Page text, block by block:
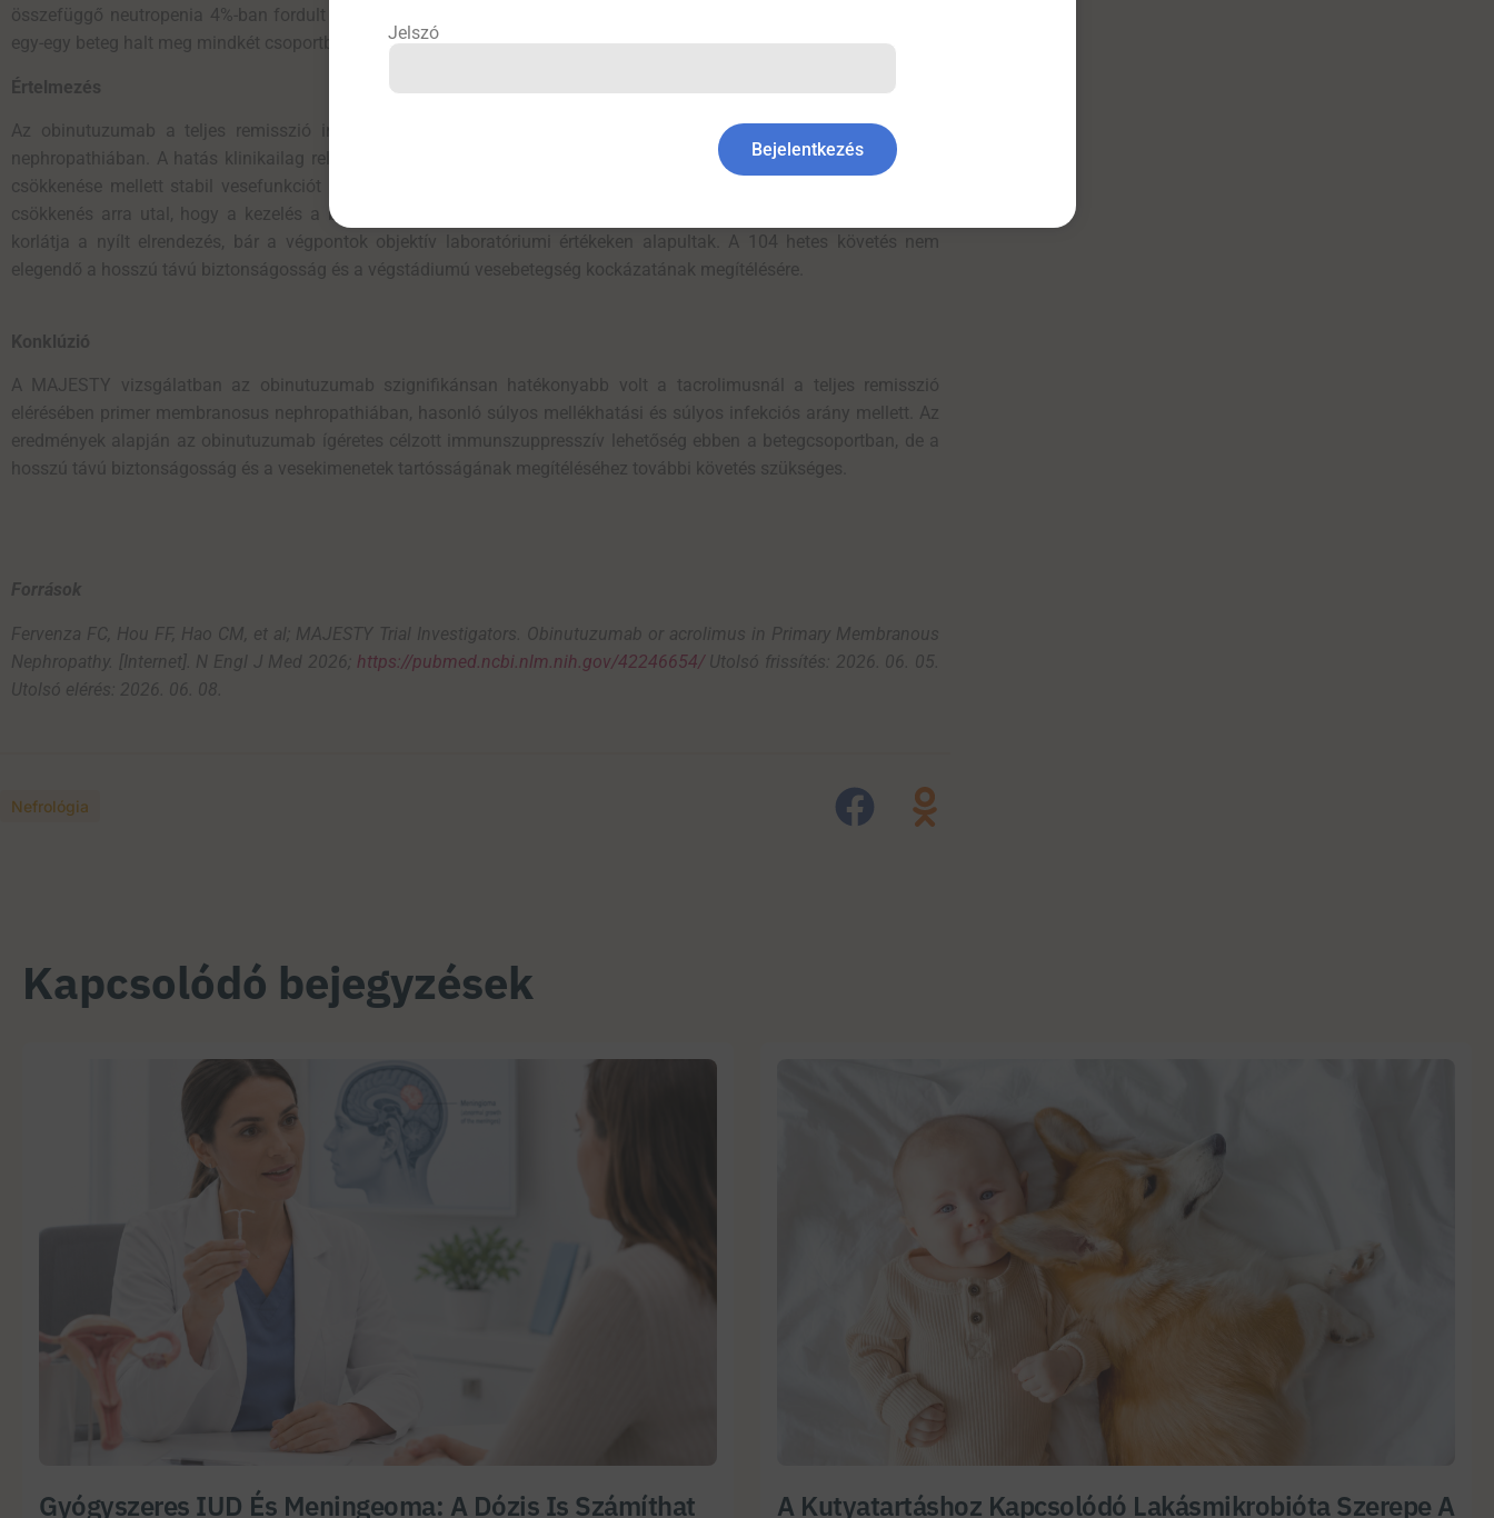
összefüggő neutropenia 4%-ban fordult elő. A nyílt kezelési szakaszban haláleset nem történt; a mentőkezelés alatt
egy-egy beteg halt meg mindkét csoportban.
Értelmezés
Az obinutuzumab a teljes remisszió indukciójában egyértelműen felülmúlta a tacrolimust primer membranosus
nephropathiában. A hatás klinikailag releváns, mert a teljes remisszió szigorú definíción alapult, amely a proteinuria
csökkenése mellett stabil vesefunkciót is megkövetelt. A korai és tartós foszfolipáz-A2 receptor elleni autoantitest-
csökkenés arra utal, hogy a kezelés a betegség immunológiai aktivitását is célzottan mérsékli. A vizsgálat fontos
korlátja a nyílt elrendezés, bár a végpontok objektív laboratóriumi értékeken alapultak. A 104 hetes követés nem
elegendő a hosszú távú biztonságosság és a végstádiumú vesebetegség kockázatának megítélésére.
Konklúzió
A MAJESTY vizsgálatban az obinutuzumab szignifikánsan hatékonyabb volt a tacrolimusnál a teljes remisszió
elérésében primer membranosus nephropathiában, hasonló súlyos mellékhatási és súlyos infekciós arány mellett. Az
eredmények alapján az obinutuzumab ígéretes célzott immunszuppresszív lehetőség ebben a betegcsoportban, de a
hosszú távú biztonságosság és a vesekimenetek tartósságának megítéléséhez további követés szükséges.
Források
Fervenza FC, Hou FF, Hao CM, et al ; MAJESTY Trial Investigators Obinutuzumab or acrolimus in Primary Membranous
Nephropathy. [Internet]. N Engl J Med 2026 https://pubmed.ncbi.nlm.nih.gov/42246654/ Utolsó frissítés: 2026. 06. 05.
Utolsó elérés: 2026. 06. 08.
Nefrológia
Kapcsolódó bejegyzések
Gyógyszeres IUD És Meningeoma: A Dózis Is Számíthat A Kutyatartáshoz Kapcsolódó Lakásmikrobióta Szerepe A
Jelszó
Bejelentkezés